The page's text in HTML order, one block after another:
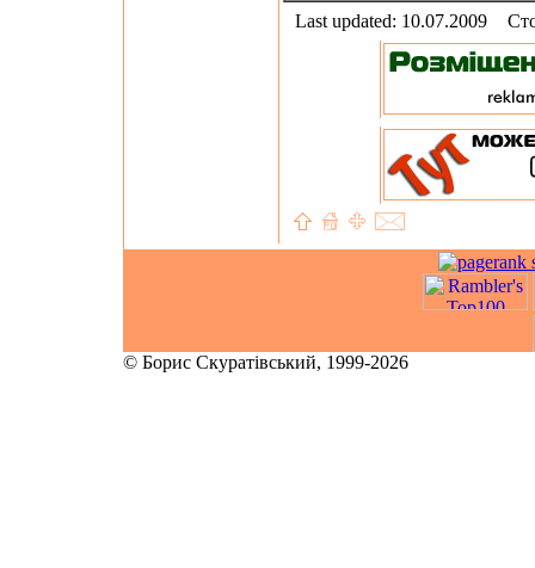
Last updated: 10.07.2009
© Борис Скуратівський, 1999-2026